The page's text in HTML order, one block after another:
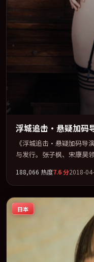
浮城追击·悬疑加码
《浮城追击·悬疑加码导
与发行。张子枫、宋康昊
情」类型为骨架，在叙事
17 在内地院线及主流平台
适合喜欢强情节与人物弧
188,066 热度7.6分2018-
日本